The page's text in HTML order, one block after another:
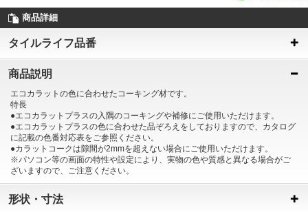
商品詳細
タイルライフ品番
商品説明
エコカラットの色に合わせたコーキング材です。
特長
●エコカラットプラスの入隅のコーキングや補修にご使用いただけます。
●エコカラットプラスの色に合わせた品ぞろえをしておりますので、カタログ
に記載の色番対応表をご参照ください。
●カラットコークは隙間が2mmを超えない場合にご使用いただけます。
※パソコン等の画面の特性や設定により、実物の色や質感と異なる場合がご
ざいますので、ご注意ください。
形状・寸法